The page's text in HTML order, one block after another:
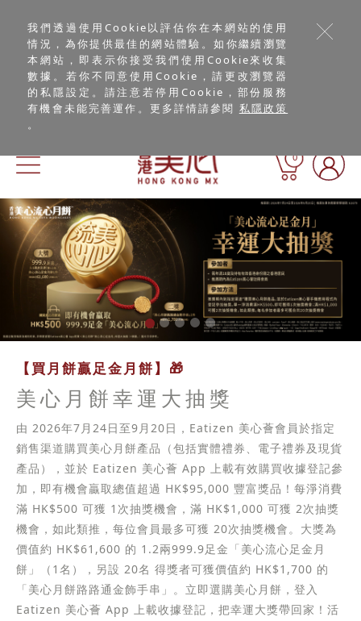
我們透過使用Cookie以評估你在本網站的使用
情況，為你提供最佳的網站體驗。如你繼續瀏覽
本網站，即表示你接受我們使用Cookie來收集
數據。若你不同意使用Cookie，請更改瀏覽器
的私隱設定。請注意若停用Cookie，部份服務
有機會未能完善運作。更多詳情請參閱 私隱政策
。
0
【買月餅贏足金月餅】🎁
美心月餅幸運大抽獎
由 2026年7月24日至9月20日，Eatizen 美心薈會員於指定
銷售渠道購買美心月餅產品（包括實體禮券、電子禮券及現貨
產品），並於 Eatizen 美心薈 App 上載有效購買收據登記參
加，即有機會贏取總值超過 HK$95,000 豐富獎品！每淨消費
滿 HK$500 可獲 1次抽獎機會，滿 HK$1,000 可獲 2次抽獎
機會，如此類推，每位會員最多可獲 20次抽獎機會。大獎為
價值約 HK$61,600 的 1.2兩999.9足金「美心流心足金月
餅」（1名），另設 20名 得獎者可獲價值約 HK$1,700 的
「美心月餅路路通金飾手串」。立即選購美心月餅，登入
Eatizen 美心薈 App 上載收據登記，把幸運大獎帶回家！活